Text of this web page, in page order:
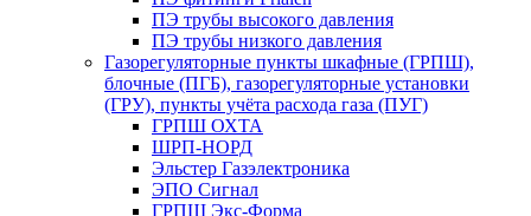
ПЭ трубы высокого давления
ПЭ трубы низкого давления
Газорегуляторные пункты шкафные (ГРПШ),
блочные (ПГБ), газорегуляторные установки
(ГРУ), пункты учёта расхода газа (ПУГ)
ГРПШ ОХТА
ШРП-НОРД
Эльстер Газэлектроника
ЭПО Сигнал
ГРПШ Экс-Форма